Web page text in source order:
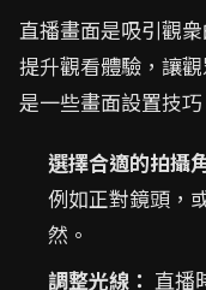
直播畫面是吸引觀
提升觀看體驗，讓
是一些畫面設置技巧
選擇合適的拍攝
例如正對鏡頭，
然。
調整光線： 直播